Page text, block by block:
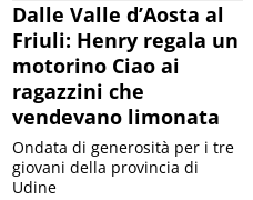
Dalle Valle d’Aosta al
Friuli: Henry regala un
motorino Ciao ai
ragazzini che
vendevano limonata
Ondata di generosità per i tre
giovani della provincia di
Udine